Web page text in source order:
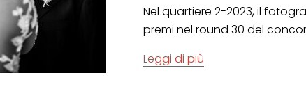
Nel quartiere 2-2023, il
premi nel round 30 del
Leggi di più